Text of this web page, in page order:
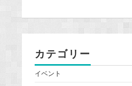
カテゴリー
イベント